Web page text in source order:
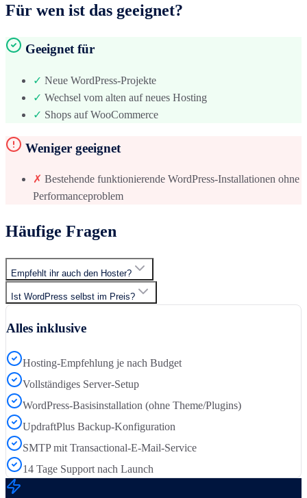
Für wen ist das geeignet?
Geeignet für
✓ Neue WordPress-Projekte
✓ Wechsel vom alten auf neues Hosting
✓ Shops auf WooCommerce
Weniger geeignet
✗ Bestehende funktionierende WordPress-Installationen ohne
Performanceproblem
Häufige Fragen
Empfehlt ihr auch den Hoster?
Ist WordPress selbst im Preis?
Alles inklusive
Hosting-Empfehlung je nach Budget
Vollständiges Server-Setup
WordPress-Basisinstallation (ohne Theme/Plugins)
UpdraftPlus Backup-Konfiguration
SMTP mit Transactional-E-Mail-Service
14 Tage Support nach Launch